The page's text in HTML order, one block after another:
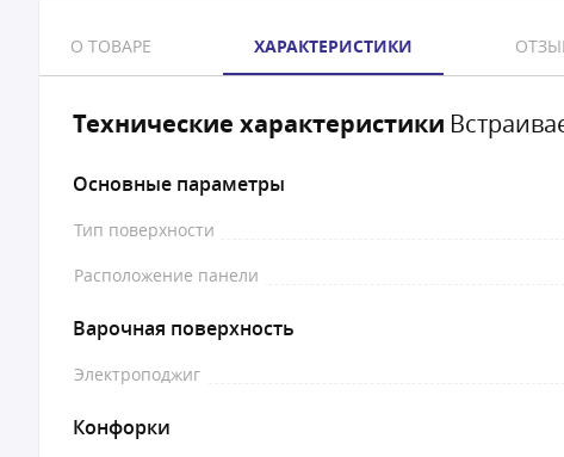
О ТОВАРЕ ХАРАКТЕРИСТИКИ
Технические характеристики
Основные параметры
Тип поверхности
Расположение панели
Варочная поверхность
Электроподжиг
Конфорки